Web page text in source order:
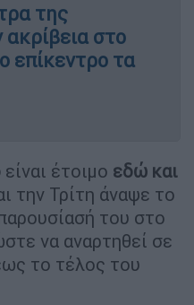
της
στο
επίκεντρο τα
είναι έτοιμο εδώ και
την Τρίτη άναψε το
του στο
να αναρτηθεί σε
το τέλος του